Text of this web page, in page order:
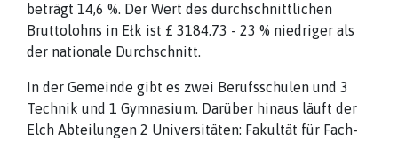
beträgt 14,6 %. Der Wert des durchschnittlichen
Bruttolohns in Ełk ist £ 3184.73 - 23 % niedriger als
der nationale Durchschnitt.
In der Gemeinde gibt es zwei Berufsschulen und 3
Technik und 1 Gymnasium. Darüber hinaus läuft der
Elch Abteilungen 2 Universitäten: Fakultät für Fach-